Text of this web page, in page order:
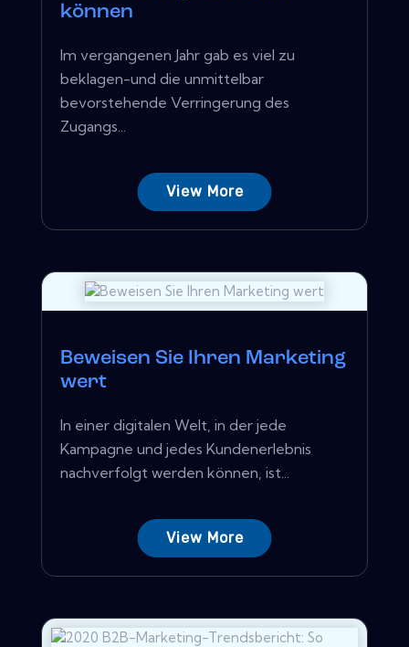
können
Im vergangenen Jahr gab es viel zu
beklagen-und die unmittelbar
bevorstehende Verringerung des
Zugangs...
View More
Beweisen Sie Ihren Marketing
wert
In einer digitalen Welt, in der jede
Kampagne und jedes Kundenerlebnis
nachverfolgt werden können, ist...
View More